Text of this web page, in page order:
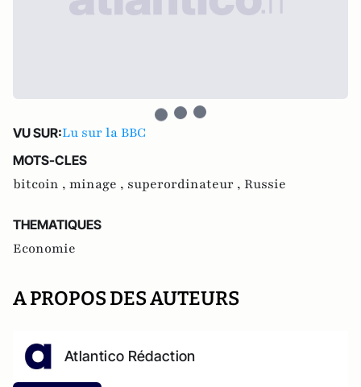
VU SUR:Lu sur la BBC
MOTS-CLES
bitcoin , minage , superordinateur , Russie
THEMATIQUES
Economie
A PROPOS DES AUTEURS
Atlantico Rédaction